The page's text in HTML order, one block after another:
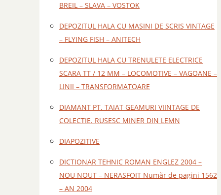
BREIL – SLAVA – VOSTOK
DEPOZITUL HALA CU MASINI DE SCRIS VINTAGE
– FLYING FISH – ANITECH
DEPOZITUL HALA CU TRENULETE ELECTRICE
SCARA TT / 12 MM – LOCOMOTIVE – VAGOANE –
LINII – TRANSFORMATOARE
DIAMANT PT. TAIAT GEAMURI VIINTAGE DE
COLECTIE. RUSESC MINER DIN LEMN
DIAPOZITIVE
DICTIONAR TEHNIC ROMAN ENGLEZ 2004 –
NOU NOUT – NERASFOIT Număr de pagini 1562
– AN 2004